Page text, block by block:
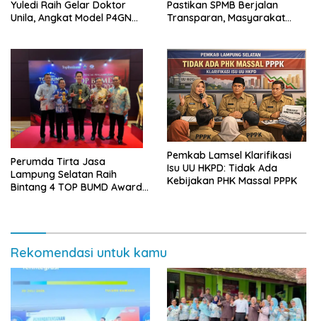
Yuledi Raih Gelar Doktor
Unila, Angkat Model P4GN
Pastikan SPMB Berjalan
Transparan, Masyarakat
Perumda Tirta Jasa
Lampung Selatan Raih
Bintang 4 TOP BUMD Awards
Pemkab Lamsel Klarifikasi
Isu UU HKPD: Tidak Ada
Kebijakan PHK Massal PPPK
Rekomendasi untuk kamu